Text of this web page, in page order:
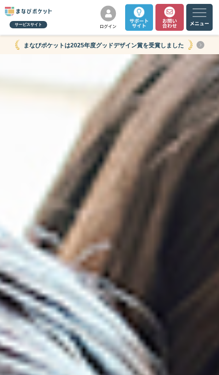
サービスサイト
まなびポケットは2025年度グッドデザイン賞を受賞しました